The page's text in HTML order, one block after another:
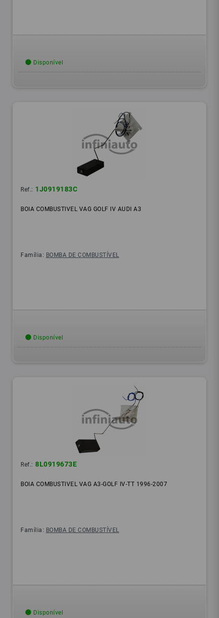
Disponível
Ref.: 1J0919183C
BOIA COMBUSTIVEL VAG GOLF IV AUDI A3
Família: BOMBA DE COMBUSTÍVEL
Disponível
Ref.: 8L0919673E
BOIA COMBUSTIVEL VAG A3-GOLF IV-TT 1996-2007
Família: BOMBA DE COMBUSTÍVEL
Disponível